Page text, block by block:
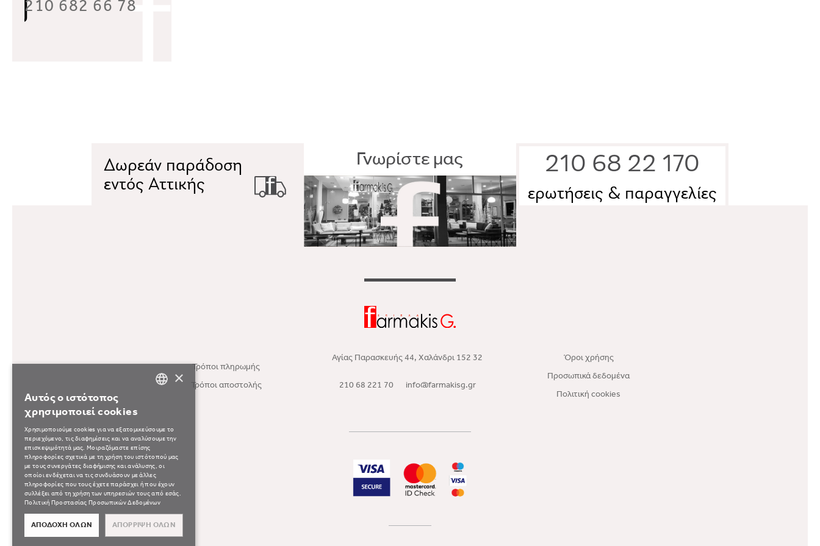
Δωρεάν παράδοση
εντός Αττικής
Γνωρίστε μας 210 68 22 170
ερωτήσεις & παραγγελίες
Τρόποι πληρωμής
Τρόποι αποστολής
Αγίας Παρασκευής 44, Χαλάνδρι 152 32
210 68 221 70
info@farmakisg.gr
Όροι χρήσης
Προσωπικά δεδομένα
Πολιτική cookies
×
Αυτός ο ιστότοπος
χρησιμοποιεί cookies
Χρησιμοποιούμε cookies για να εξατομικεύσουμε το
περιεχόμενο, τις διαφημίσεις και να αναλύσουμε την
επισκεψιμότητά μας. Μοιραζόμαστε επίσης
πληροφορίες σχετικά με τη χρήση του ιστότοπού μας
με τους συνεργάτες διαφήμισης και ανάλυσης, οι
οποίοι ενδέχεται να τις συνδυάσουν με άλλες
πληροφορίες που τους έχετε παράσχει ή που έχουν
συλλέξει από τη χρήση των υπηρεσιών τους από εσάς.
Πολιτική Προστασίας Προσωπικών Δεδομένων
ΑΠΟΔΟΧΉ ΌΛΩΝ ΑΠΌΡΡΙΨΗ ΌΛΩΝ